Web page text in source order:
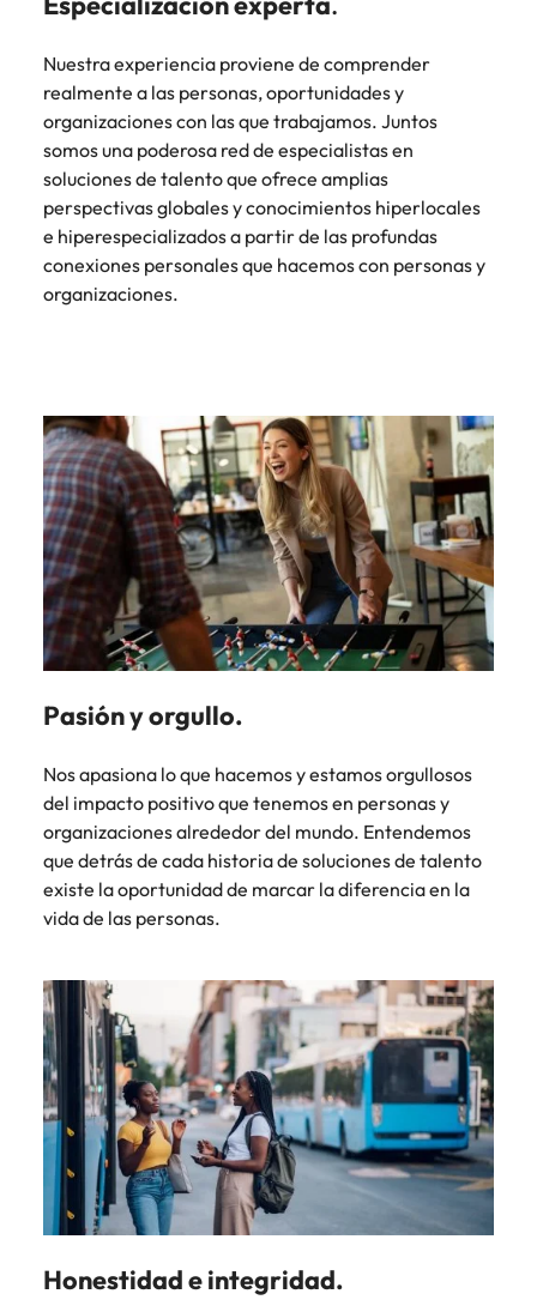
Nuestra experiencia proviene de comprender
realmente a las personas, oportunidades y
organizaciones con las que trabajamos. Juntos
somos una poderosa red de especialistas en
soluciones de talento que ofrece amplias
perspectivas globales y conocimientos hiperlocales
e hiperespecializados a partir de las profundas
conexiones personales que hacemos con personas y
organizaciones.
Pasión y orgullo.
Nos apasiona lo que hacemos y estamos orgullosos
del impacto positivo que tenemos en personas y
organizaciones alrededor del mundo. Entendemos
que detrás de cada historia de soluciones de talento
existe la oportunidad de marcar la diferencia en la
vida de las personas.
Honestidad e integridad.